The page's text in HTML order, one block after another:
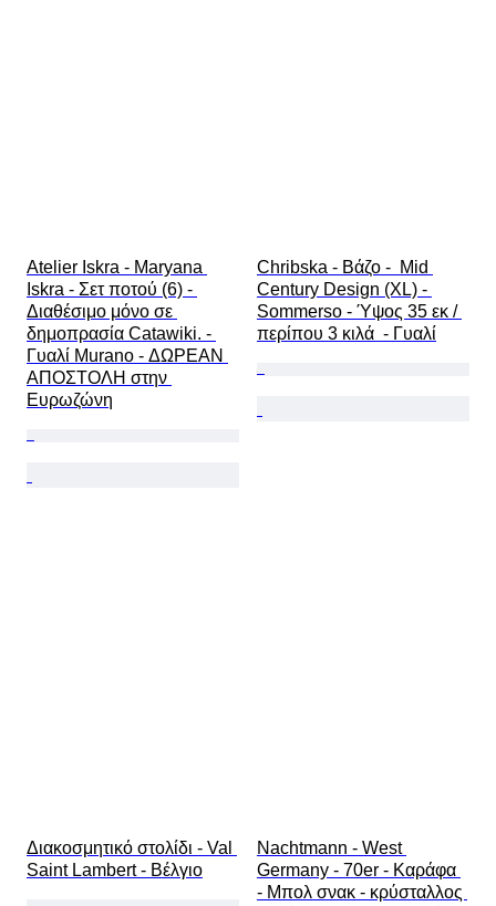
Atelier Iskra - Maryana
Iskra - Σετ ποτού (6) -
Διαθέσιμο μόνο σε
δημοπρασία Catawiki. -
Γυαλί Murano - ΔΩΡΕΑΝ
ΑΠΟΣΤΟΛΗ στην
Ευρωζώνη
Chribska - Βάζο -  Mid
Century Design (XL) -
Sommerso - Ύψος 35 εκ /
περίπου 3 κιλά  - Γυαλί
Διακοσμητικό στολίδι - Val
Saint Lambert - Βέλγιο
Nachtmann - West
Germany - 70er - Καράφα
- Μπολ σνακ - κρύσταλλος